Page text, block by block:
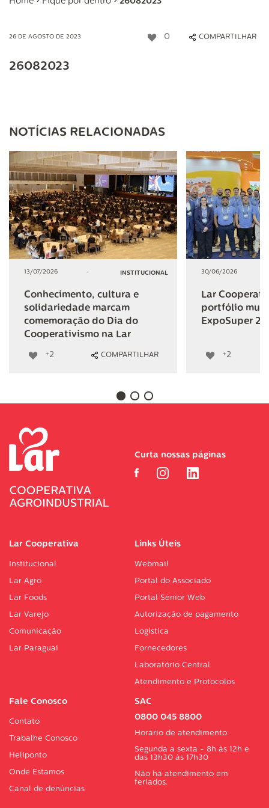
26 DE AGOSTO DE 2023 0 COMPARTILHAR
26082023
NOTÍCIAS RELACIONADAS
13/07/2026 - INSTITUCIONAL
Conhecimento, cultura e
solidariedade marcam
comemoração do Dia do
Cooperativismo na Lar
+2 COMPARTILHAR
30/06/2026
Lar
portfólio
ExpoSuper
+2
Lar Cooperativa
Institucional
Lar Agro
Lar Foods
Lar Varejo
Comunicação
Lar Paraguai
Links Úteis
Webmail
Portal do Associado
Portal Sénior Web
Autorização de pagamento
Logística
Fornecedores
Laboratório Central
Atendimento e Protocolos
Fale Conosco
Contato
Trabalhe Conosco
Heliponto
Onde Estamos
Canal de denúncias
SAC
0800 045 8800
Horário de atendimento:
Segunda a sexta - 8h às 12h e
das 13h30 às 17h30
Não há atendimento em
feriados.
Curta nossas páginas